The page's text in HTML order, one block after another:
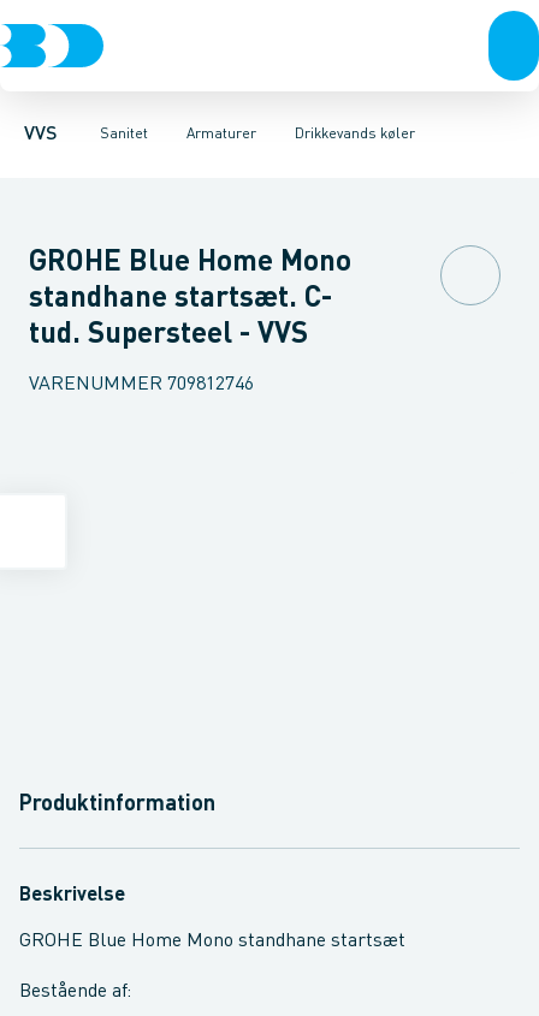
VVS Sanitet
Rør & fittingsPressfittings & rørKuglehaner & ventiler
Armaturer
Toiletter, sæder og cisterner VaskeArmaturerBrusere
Drikkevands køler
Køkken armaturer Håndvask armaturerTermostatarmaturer
GROHE Blue Home Mono
standhane startsæt. C-
tud. Supersteel - VVS
VARENUMMER 709812746
Produktinformation
Beskrivelse
GROHE Blue Home Mono standhane startsæt
Bestående af: